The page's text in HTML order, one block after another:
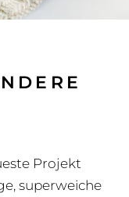
Projekt
superweiche